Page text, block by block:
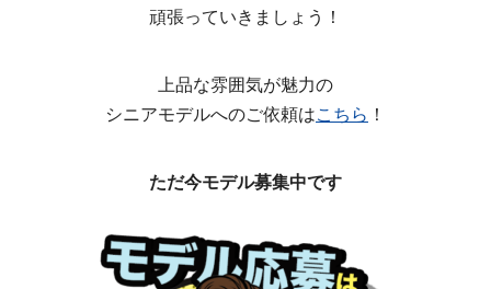
頑張っていきましょう！
上品な雰囲気が魅力の
シニアモデルへのご依頼はこちら ！
ただ今モデル募集中です